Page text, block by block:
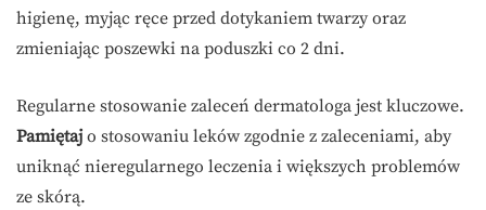
higienę, myjąc ręce przed dotykaniem twarzy oraz
zmieniając poszewki na poduszki co 2 dni.
Regularne stosowanie zaleceń dermatologa jest kluczowe.
Pamiętaj o stosowaniu leków zgodnie z zaleceniami, aby
uniknąć nieregularnego leczenia i większych problemów
ze skórą.